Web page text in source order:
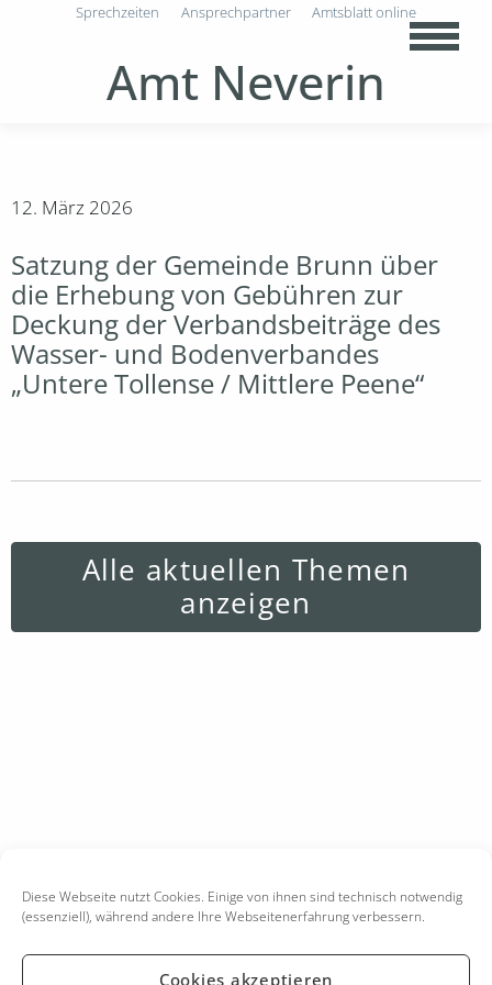
Diese Webseite nutzt Cookies. Einige von ihnen sind technisch notwendig
(essenziell), während andere Ihre Webseitenerfahrung verbessern.
Cookies akzeptieren
Amt Neverin
Sprechzeiten Ansprechpartner Amtsblatt online
12. März 2026
Satzung der Gemeinde Brunn über
die Erhebung von Gebühren zur
Deckung der Verbandsbeiträge des
Wasser- und Bodenverbandes
„Untere Tollense / Mittlere Peene“
Alle aktuellen Themen
anzeigen